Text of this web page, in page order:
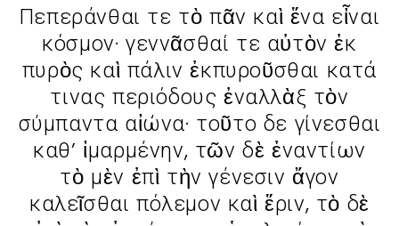
Πεπεράνθαι τε τὸ πᾶν καὶ ἕνα εἶναι
κόσμον· γεννᾶσθαί τε αὐτὸν ἐκ
πυρὸς καὶ πάλιν ἐκπυροῦσθαι κατά
τινας περιόδους ἐναλλὰξ τὸν
σύμπαντα αἰώνα· τοῦτο δε γίνεσθαι
καθ’ ἰμαρμένην, τῶν δὲ ἐναντίων
τὸ μὲν ἐπὶ τὴν γένεσιν ἄγον
καλεῖσθαι πόλεμον καὶ ἕριν, τὸ δὲ